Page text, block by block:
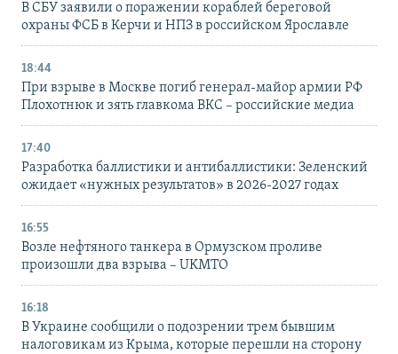
В СБУ заявили о поражении кораблей береговой
охраны ФСБ в Керчи и НПЗ в российском Ярославле
18:44
При взрыве в Москве погиб генерал-майор армии РФ
Плохотнюк и зять главкома ВКС – российские медиа
17:40
Разработка баллистики и антибаллистики: Зеленский
ожидает «нужных результатов» в 2026-2027 годах
16:55
Возле нефтяного танкера в Ормузском проливе
произошли два взрыва – UKMTO
16:18
В Украине сообщили о подозрении трем бывшим
налоговикам из Крыма, которые перешли на сторону